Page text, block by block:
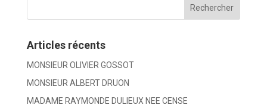
Articles récents
MONSIEUR OLIVIER GOSSOT
MONSIEUR ALBERT DRUON
MADAME RAYMONDE DULIEUX NEE CENSE